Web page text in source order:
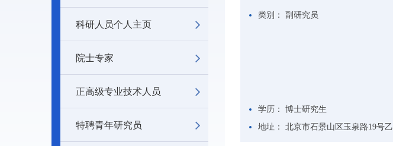
科研人员个人主页
院士专家
正高级专业技术人员
特聘青年研究员
类别： 副研究员
学历： 博士研究生
地址：
北京市石景山区玉泉路19号乙